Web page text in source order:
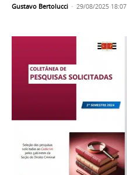
Gustavo Bertolucci - 29/08/2025 18:07